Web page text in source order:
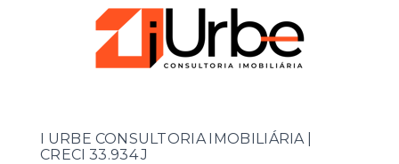
I URBE CONSULTORIA IMOBILIÁRIA |
CRECI 33.934 J